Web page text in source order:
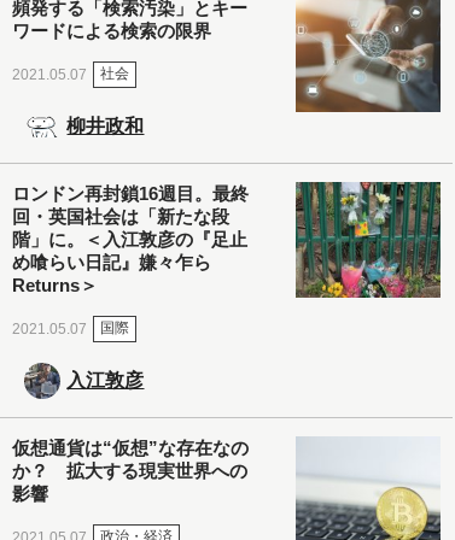
頻発する「検索汚染」とキー
ワードによる検索の限界
2021.05.07 社会
柳井政和
ロンドン再封鎖16週目。最終
回・英国社会は「新たな段
階」に。＜入江敦彦の『足止
め喰らい日記』嫌々乍ら
Returns＞
2021.05.07 国際
入江敦彦
仮想通貨は“仮想”な存在なの
か？ 拡大する現実世界への
影響